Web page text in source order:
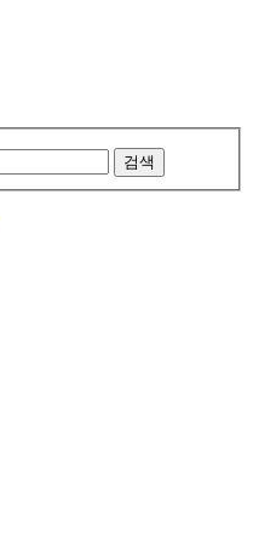
검색